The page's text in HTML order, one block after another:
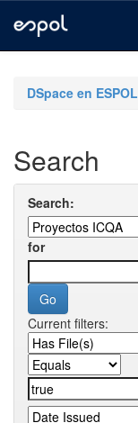
navigationDSpace en ESPOL
Search
Search:
for
Current filters: